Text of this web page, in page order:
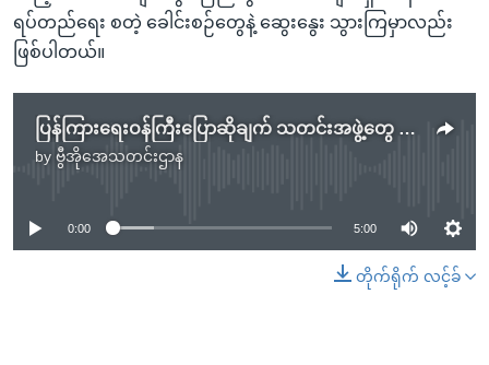
ရပ်တည်ရေး စတဲ့ ခေါင်းစဉ်တွေနဲ့ ဆွေးနွေး သွားကြမှာလည်း
ဖြစ်ပါတယ်။
ပြန်ကြားရေးဝန်ကြီးပြောဆိုချက် သတင်းအဖွဲ့တွေ ကန့်ကွက်
by ဗွီအိုအေသတင်းဌာန
No media source currently available
0:00 5:00
တိုက်ရိုက် လင့်ခ်